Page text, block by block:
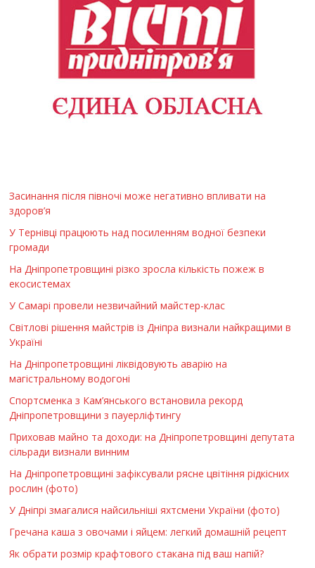
Засинання після півночі може негативно впливати на
здоров’я
У Тернівці працюють над посиленням водної безпеки
громади
На Дніпропетровщині різко зросла кількість пожеж в
екосистемах
У Самарі провели незвичайний майстер-клас
Світлові рішення майстрів із Дніпра визнали найкращими в
Україні
На Дніпропетровщині ліквідовують аварію на
магістральному водогоні
Спортсменка з Кам’янського встановила рекорд
Дніпропетровщини з пауерліфтингу
Приховав майно та доходи: на Дніпропетровщині депутата
сільради визнали винним
На Дніпропетровщині зафіксували рясне цвітіння рідкісних
рослин (фото)
У Дніпрі змагалися найсильніші яхтсмени України (фото)
Гречана каша з овочами і яйцем: легкий домашній рецепт
Як обрати розмір крафтового стакана під ваш напій?